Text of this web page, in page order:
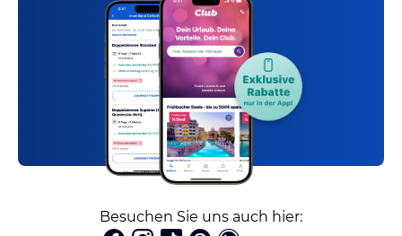
Besuchen Sie uns auch hier: